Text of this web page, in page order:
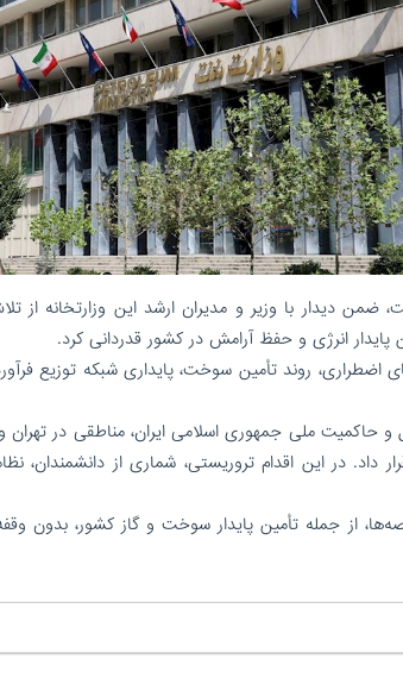
دیدار با وزیر و مدیران ارشد این وزارتخانه از
اضطراری، روند تأمین سوخت، پایداری شبکه توزیع
آشکار حقوق بین‌الملل و حاکمیت ملی جمهوری اسلامی ایران، مناطقی در
در این اقدام تروریستی، شماری از دانشمندان،
از جمله تأمین پایدار سوخت و گاز کشور، بدون